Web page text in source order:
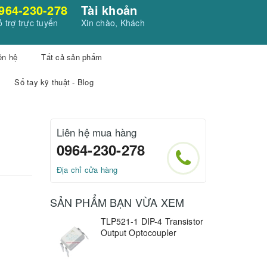
230-278
trợ trực tuyến
Tài khoản
Xin chào, Khách
hệ Tất cả sản phẩm
Sổ tay kỹ thuật - Blog
Liên hệ mua hàng
0964-230-278
Địa chỉ cửa hàng
SẢN PHẨM BẠN VỪA XEM
TLP521-1 DIP-4 Transistor
Output Optocoupler